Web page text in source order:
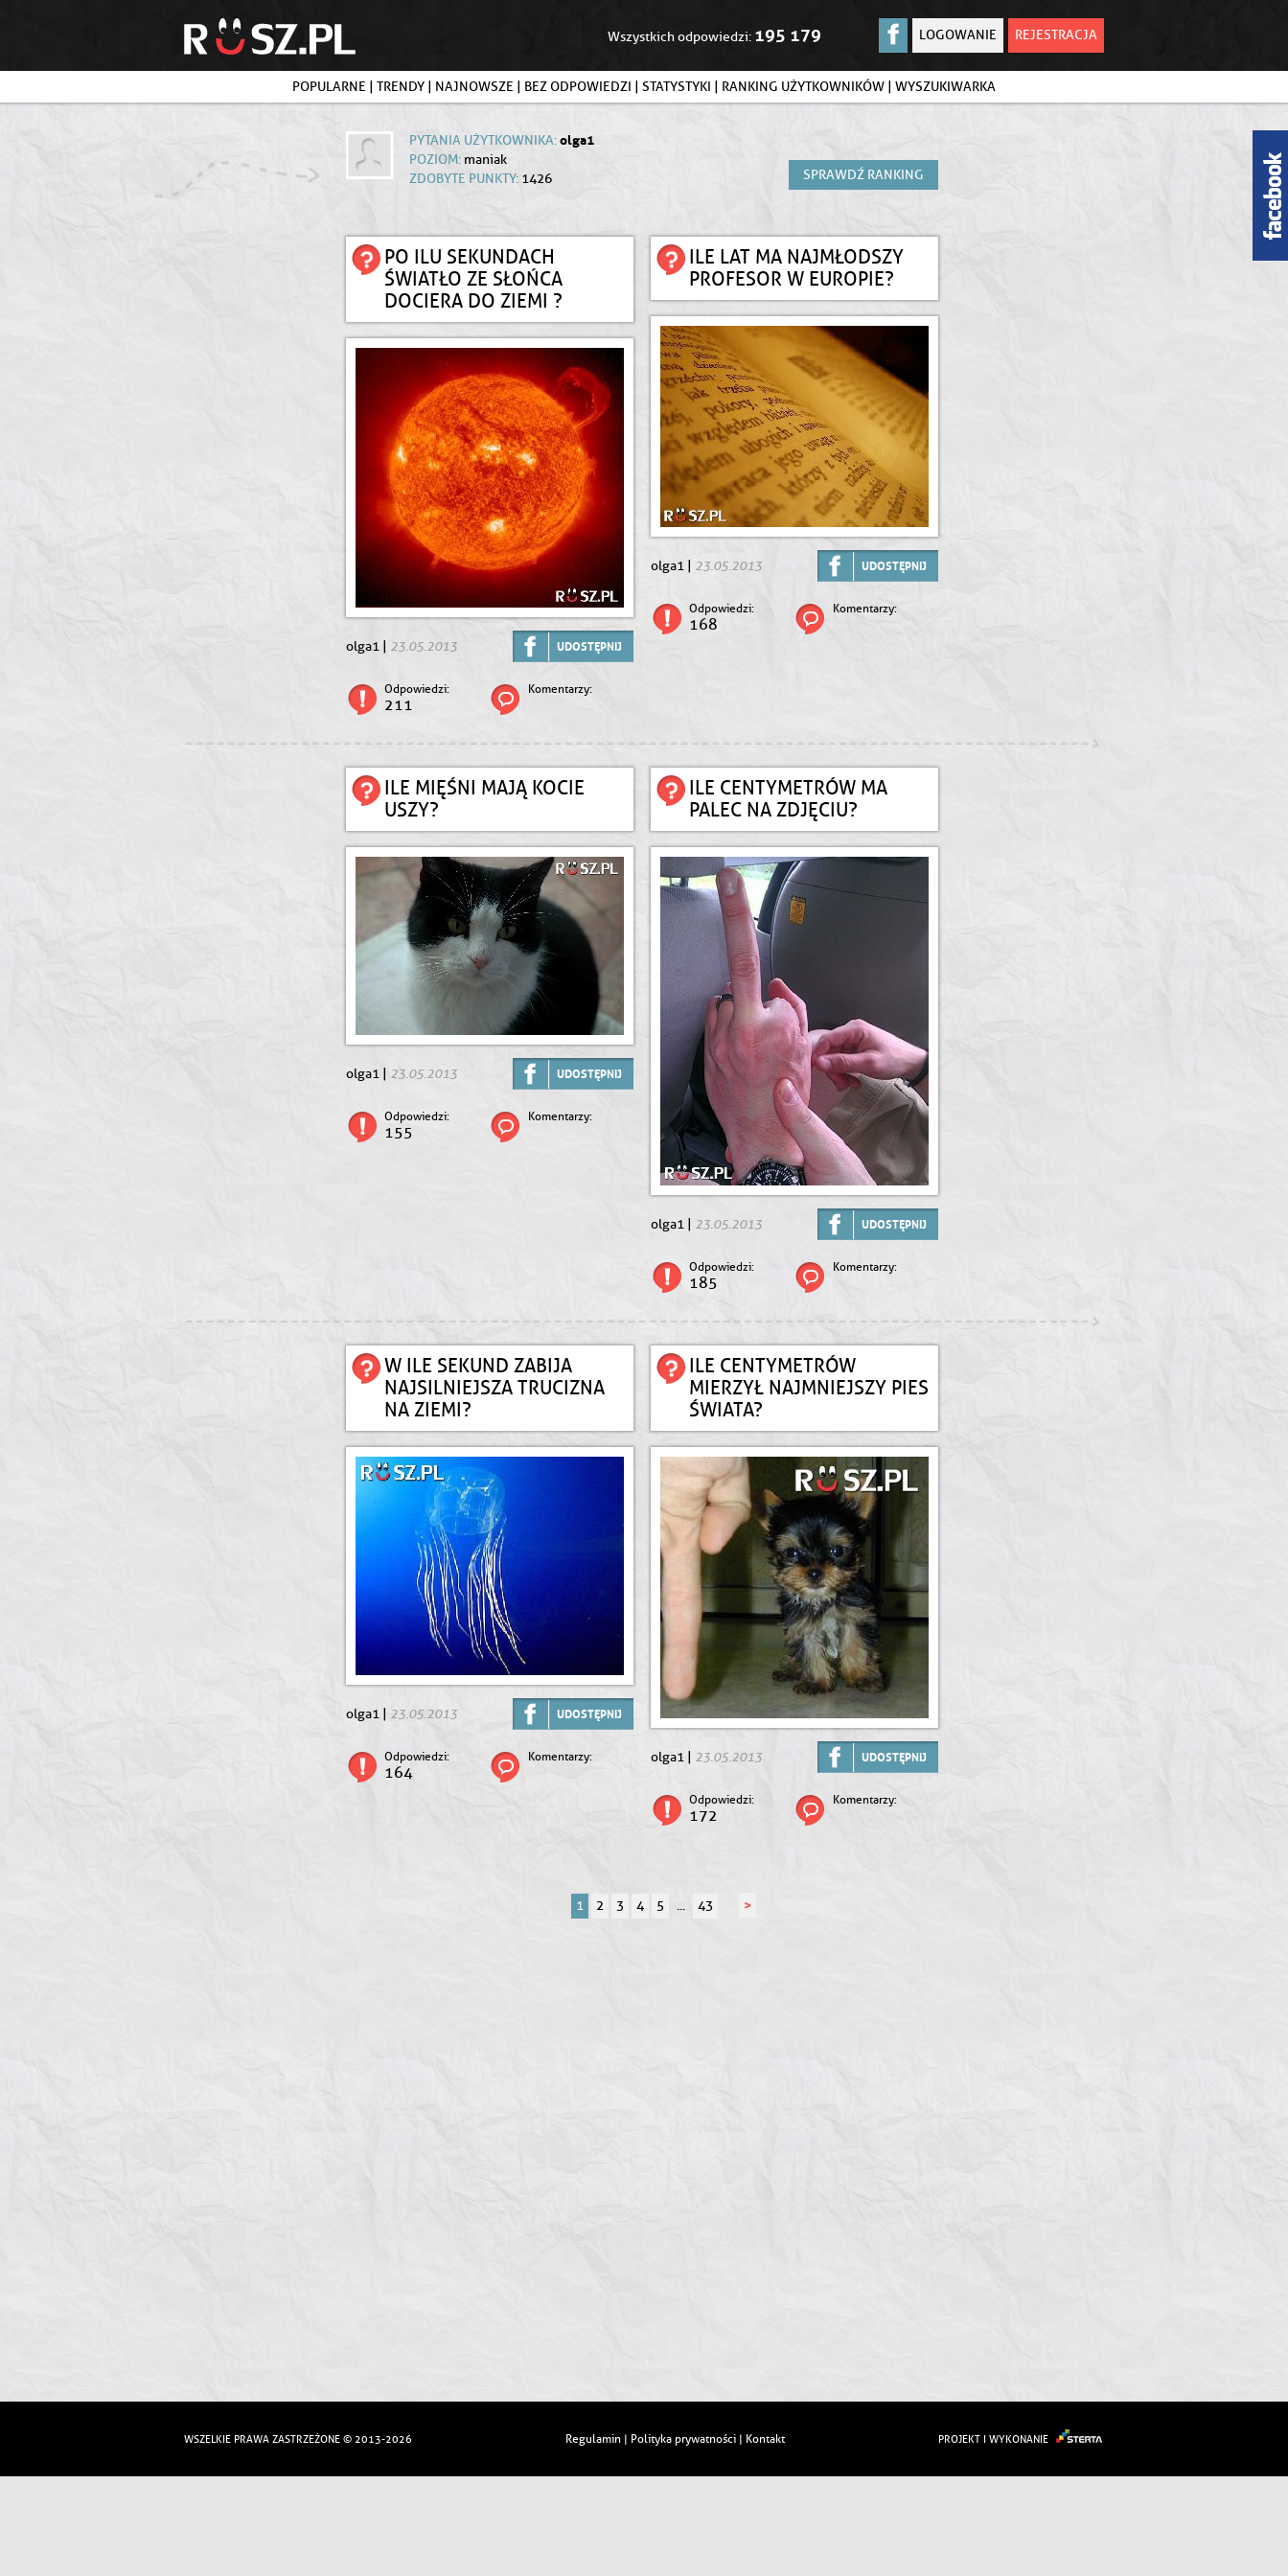
LOGOWANIE REJESTRACJA
Wszystkich odpowiedzi: 195 179
POPULARNE | TRENDY | NAJNOWSZE | BEZ ODPOWIEDZI | STATYSTYKI | RANKING UŻYTKOWNIKÓW | WYSZUKIWARKA
PYTANIA UŻYTKOWNIKA:olga1
POZIOM: maniak
ZDOBYTE PUNKTY: 1426 SPRAWDŹ RANKING
PO ILU SEKUNDACH
ŚWIATŁO ZE SŁOŃCA
DOCIERA DO ZIEMI ?
olga1 | 23.05.2013 UDOSTĘPNIJ
Odpowiedzi:
211
Komentarzy:
ILE LAT MA NAJMŁODSZY
PROFESOR W EUROPIE?
olga1 | 23.05.2013 UDOSTĘPNIJ
Odpowiedzi:
168
Komentarzy:
ILE MIĘŚNI MAJĄ KOCIE
USZY?
olga1 | 23.05.2013 UDOSTĘPNIJ
Odpowiedzi:
155
Komentarzy:
ILE CENTYMETRÓW MA
PALEC NA ZDJĘCIU?
olga1 | 23.05.2013 UDOSTĘPNIJ
Odpowiedzi:
185
Komentarzy:
W ILE SEKUND ZABIJA
NAJSILNIEJSZA TRUCIZNA
NA ZIEMI?
olga1 | 23.05.2013 UDOSTĘPNIJ
Odpowiedzi:
164
Komentarzy:
ILE CENTYMETRÓW
MIERZYŁ NAJMNIEJSZY PIES
ŚWIATA?
olga1 | 23.05.2013 UDOSTĘPNIJ
Odpowiedzi:
172
Komentarzy:
1 2 3 4 5 ... 43 >
WSZELKIE PRAWA ZASTRZEŻONE © 2013-2026 PROJEKT I WYKONANIE
Regulamin | Polityka prywatności | Kontakt